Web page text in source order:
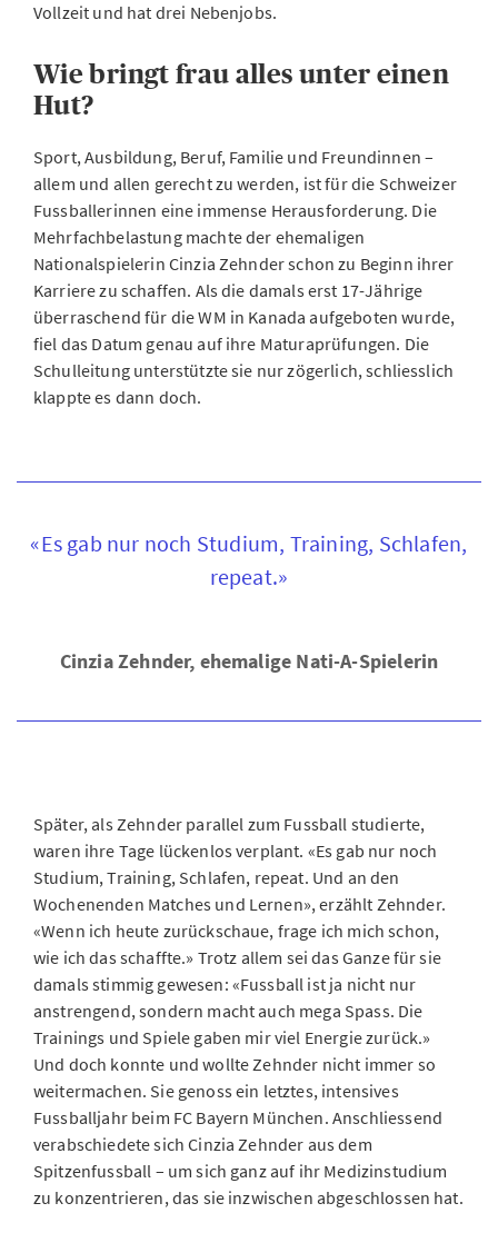
Vollzeit und hat drei Nebenjobs.
Wie bringt frau alles unter einen
Hut?
Sport, Ausbildung, Beruf, Familie und Freundinnen –
allem und allen gerecht zu werden, ist für die Schweizer
Fussballerinnen eine immense Herausforderung. Die
Mehrfachbelastung machte der ehemaligen
Nationalspielerin Cinzia Zehnder schon zu Beginn ihrer
Karriere zu schaffen. Als die damals erst 17-Jährige
überraschend für die WM in Kanada aufgeboten wurde,
fiel das Datum genau auf ihre Maturaprüfungen. Die
Schulleitung unterstützte sie nur zögerlich, schliesslich
klappte es dann doch.
«Es gab nur noch Studium, Training, Schlafen,
repeat.»
Cinzia Zehnder, ehemalige Nati-A-Spielerin
Später, als Zehnder parallel zum Fussball studierte,
waren ihre Tage lückenlos verplant. «Es gab nur noch
Studium, Training, Schlafen, repeat. Und an den
Wochenenden Matches und Lernen», erzählt Zehnder.
«Wenn ich heute zurückschaue, frage ich mich schon,
wie ich das schaffte.» Trotz allem sei das Ganze für sie
damals stimmig gewesen: «Fussball ist ja nicht nur
anstrengend, sondern macht auch mega Spass. Die
Trainings und Spiele gaben mir viel Energie zurück.»
Und doch konnte und wollte Zehnder nicht immer so
weitermachen. Sie genoss ein letztes, intensives
Fussballjahr beim FC Bayern München. Anschliessend
verabschiedete sich Cinzia Zehnder aus dem
Spitzenfussball – um sich ganz auf ihr Medizinstudium
zu konzentrieren, das sie inzwischen abgeschlossen hat.